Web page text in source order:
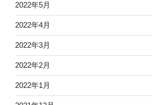
2022年5月
2022年4月
2022年3月
2022年2月
2022年1月